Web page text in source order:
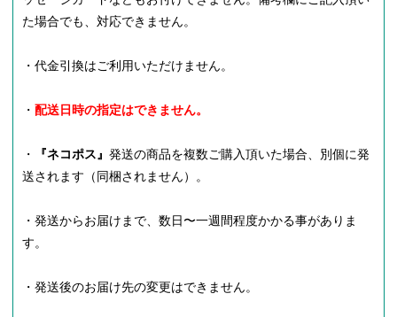
た場合でも、対応できません。
・代金引換はご利用いただけません。
・配送日時の指定はできません。
・ 『ネコポス』発送の商品を複数ご購入頂いた場合、別個に発
送されます（同梱されません）。
・発送からお届けまで、数日〜一週間程度かかる事がありま
す。
・発送後のお届け先の変更はできません。